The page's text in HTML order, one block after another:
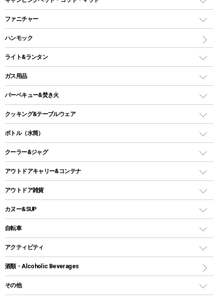
ツールームテント
ワンポールテント
シェルターテント
ロッジ型・オリジナルテント
タープ
スクエアタープ（レクタタープ）
メッシュタープ
自立式タープ
パラソル
テントアクセサリー
ペグ
グランドシート
ガイドロープ
ツール
インナーシュラフ
キャンピングベッド・コット
インフレータブルマット
ファニチャー
アウトドアテーブル
レジャーシート
ハンモック
ライト&ランタン
LEDランタン
ガスランタン
オイルランタン
LEDライト
ヘッドライト
キャンドル
ガス用品
ガスバーナー
ガス缶
ガストーチ、ライター
バーベキュー&焚き火
バーベキューコンロ、グリル
焚き火台タイプ（ロースタイル）グリル
卓上タイプグリル
パーティータイプグリル
鉄板、アミ
焚き火台&ストーブ
火起こし
バーベキューツール
クッキング&テーブルウェア
ダッチオーブン
ホットサンドメーカー
クッカーセット
シェラカップ
クッキングツール
ナイフ
カトラリー
ボトル（水筒）
ステンレスボトル
コップ付きタイプ
ワンタッチタイプ
プラスチックボトル
ディズニーボトル
クーラー&ジャグ
クーラーボックス
クーラーバッグ
ウォータージャグ
保冷剤
アウトドアキャリー&コンテナ
アウトドアキャリー
アウトドア雑貨
バックパック&バッグ
リュック、バックパック
トートバッグ、サコッシュ
ショッピングキャリー
その他アウトドア雑貨
カヌー&SUP
インフレータブル
カヤック
パドル
自転車
折りたたみ自転車
スポーツサイクル
シティサイクル
アクティビティ
マリン
ラッシュガード
酒類・Alcoholic Beverages
その他